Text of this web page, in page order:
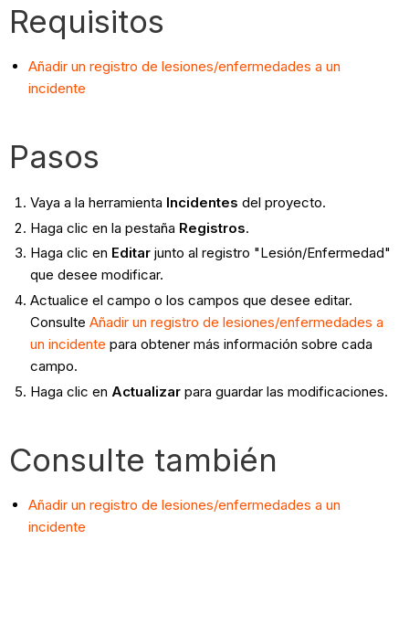
Requisitos
Añadir un registro de lesiones/enfermedades a un
incidente
Pasos
Vaya a la herramienta Incidentes del proyecto.
Haga clic en la pestaña Registros.
Haga clic en Editarjunto al registro "Lesión/Enfermedad"
que desee modificar.
Actualice el campo o los campos que desee editar.
Consulte Añadir un registro de lesiones/enfermedades a
un incidente para obtener más información sobre cada
campo.
Haga clic en Actualizarpara guardar las modificaciones.
Consulte también
Añadir un registro de lesiones/enfermedades a un
incidente